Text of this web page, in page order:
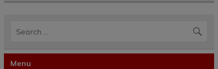
Menu